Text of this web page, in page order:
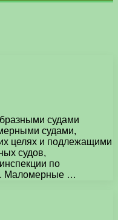
судами
судами,
целях и подлежащими
судов,
по
Маломерные …